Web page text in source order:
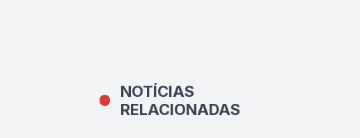
NOTÍCIAS
RELACIONADAS